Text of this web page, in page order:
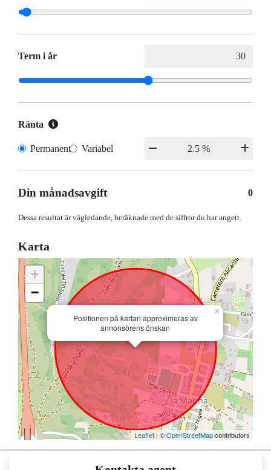
Term i år
Ränta
Permanent Variabel
Din månadsavgift 0
Dessa resultat är vägledande, beräknade med de siffror du har angett.
Karta
Positionen på kartan approximeras av
annonsörens önskan
×
+
−
Leaflet | ©OpenStreetMapcontributors